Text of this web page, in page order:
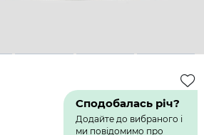
3 4 5
Сподобалась річ?
Додайте до вибраного і
ми повідомимо про